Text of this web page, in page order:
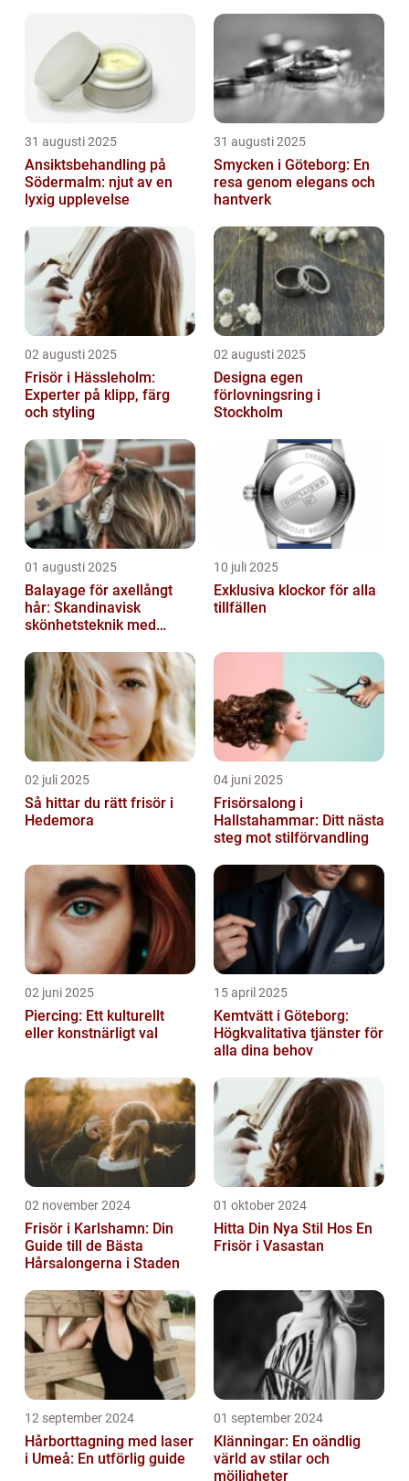
31 augusti 2025
Ansiktsbehandling på
Södermalm: njut av en
lyxig upplevelse
31 augusti 2025
Smycken i Göteborg: En
resa genom elegans och
hantverk
02 augusti 2025
Frisör i Hässleholm:
Experter på klipp, färg
och styling
02 augusti 2025
Designa egen
förlovningsring i
Stockholm
01 augusti 2025
Balayage för axellångt
hår: Skandinavisk
skönhetsteknik med
10 juli 2025
Exklusiva klockor för alla
tillfällen
02 juli 2025
Så hittar du rätt frisör i
Hedemora
04 juni 2025
Frisörsalong i
Hallstahammar: Ditt nästa
steg mot stilförvandling
02 juni 2025
Piercing: Ett kulturellt
eller konstnärligt val
15 april 2025
Kemtvätt i Göteborg:
Högkvalitativa tjänster för
alla dina behov
02 november 2024
Frisör i Karlshamn: Din
Guide till de Bästa
Hårsalongerna i Staden
01 oktober 2024
Hitta Din Nya Stil Hos En
Frisör i Vasastan
12 september 2024
Hårborttagning med laser
i Umeå: En utförlig guide
01 september 2024
Klänningar: En oändlig
värld av stilar och
möjligheter